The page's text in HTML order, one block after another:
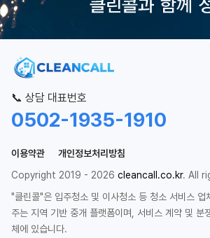
📞 상담 대표번호
0502-1935-1910
이용약관
개인정보처리방침
Copyright 2019 - 2026 cleancall.co.kr. All
"클린콜"은 입주청소 및 이사청소 등 청소 서비스 업
주는 지역 기반 중개 플랫폼이며, 서비스 계약 및 분
체에 있습니다.